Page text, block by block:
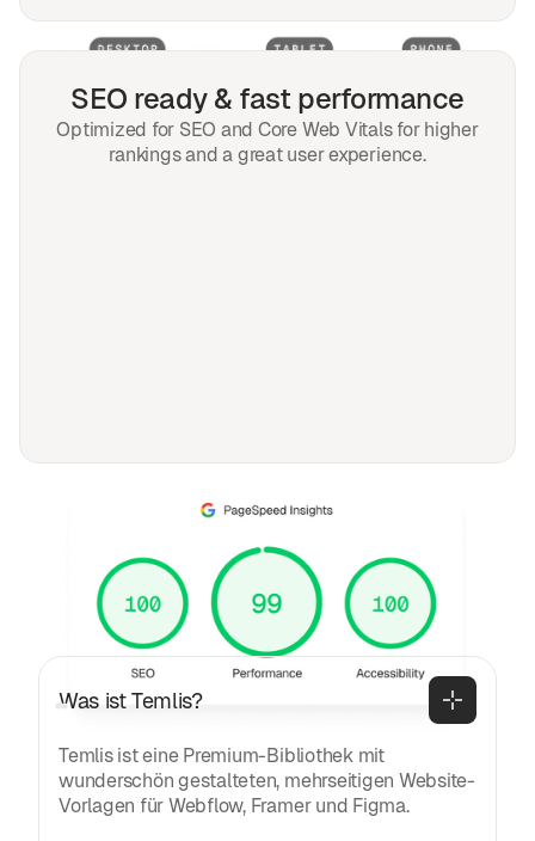
SEO ready & fast performance
Optimized for SEO and Core Web Vitals for higher
rankings and a great user experience.
Häufig gestellte Fragen
Allgemeines
Was ist Temlis?
Temlis ist eine Premium-Bibliothek mit
wunderschön gestalteten, mehrseitigen Website-
Vorlagen für Webflow, Framer und Figma.